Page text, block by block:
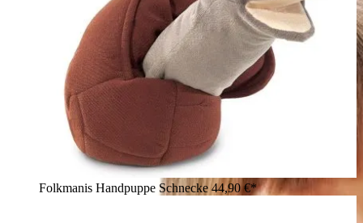
Folkmanis Handpuppe Schnecke44,90 €*